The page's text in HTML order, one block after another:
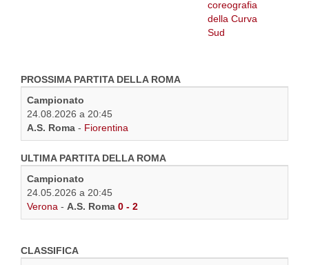
PROSSIMA PARTITA DELLA ROMA
Campionato
24.08.2026 a 20:45
A.S. Roma - Fiorentina
ULTIMA PARTITA DELLA ROMA
Campionato
24.05.2026 a 20:45
Verona - A.S. Roma 0 - 2
CLASSIFICA